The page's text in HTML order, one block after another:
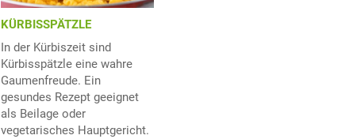
KÜRBISSPÄTZLE
In der Kürbiszeit sind
Kürbisspätzle eine wahre
Gaumenfreude. Ein
gesundes Rezept geeignet
als Beilage oder
vegetarisches Hauptgericht.